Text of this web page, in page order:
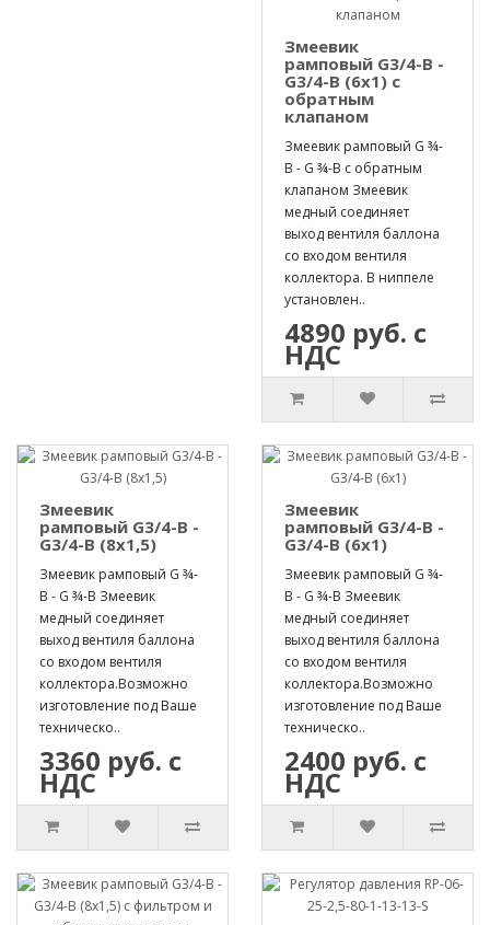
Змеевик
рамповый G3/4-B -
G3/4-B (6х1) с
обратным
клапаном
Змеевик рамповый G ¾-
B - G ¾-B с обратным
клапаном Змеевик
медный соединяет
выход вентиля баллона
со входом вентиля
коллектора. В ниппеле
установлен..
4890 руб. с
НДС
Змеевик
рамповый G3/4-B -
G3/4-B (8х1,5)
Змеевик рамповый G ¾-
B - G ¾-B Змеевик
медный соединяет
выход вентиля баллона
со входом вентиля
коллектора.Возможно
изготовление под Ваше
техническо..
3360 руб. с
НДС
Змеевик
рамповый G3/4-B -
G3/4-B (6х1)
Змеевик рамповый G ¾-
B - G ¾-B Змеевик
медный соединяет
выход вентиля баллона
со входом вентиля
коллектора.Возможно
изготовление под Ваше
техническо..
2400 руб. с
НДС